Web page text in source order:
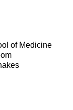
of Medicine